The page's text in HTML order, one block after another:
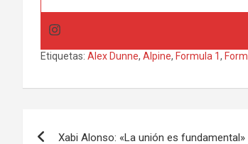
Etiquetas: Alex Dunne, Alpine, Formula 1,
Xabi Alonso: «La unión es fundamental»